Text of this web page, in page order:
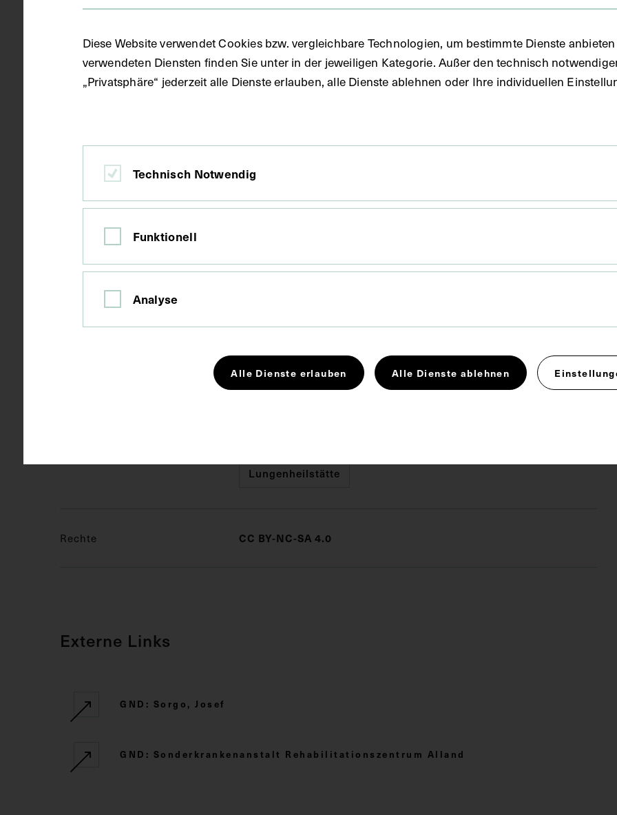
Objektart Fotografie (FO)
Gegenstand S/W Fotopostkarte
Bildmaß 10,8 x 7,9 cm
Bildmaß inkl. Untergrund 15,9 x 12,8 cm
Lungenheilstätte
Rechte CC BY-NC-SA 4.0
Externe Links
GND: Sorgo, Josef
GND: Sonderkrankenanstalt Rehabilitationszentrum Alland
Diese Website verwendet Cookies bzw. vergleichbare Technologien, um bestimmte Dienste
verwendeten Diensten finden Sie unter in der jeweiligen Kategorie. Außer den technisch
„Privatsphäre“ jederzeit alle Dienste erlauben, alle Dienste ablehnen oder Ihre individuellen
Technisch Notwendig
Funktionell
Analyse
Alle Dienste erlauben Alle Dienste ablehnen